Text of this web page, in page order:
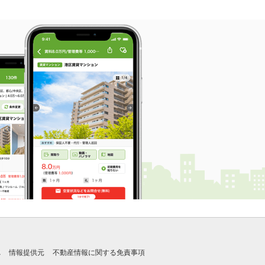
情報提供元 不動産情報に関する免責事項